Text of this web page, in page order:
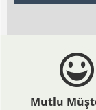
Mutlu